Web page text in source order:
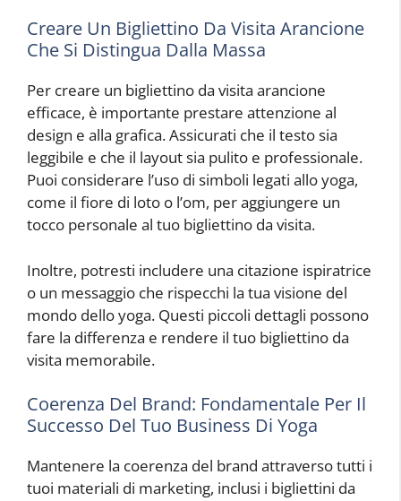
Creare Un Bigliettino Da Visita Arancione
Che Si Distingua Dalla Massa
Per creare un bigliettino da visita arancione
efficace, è importante prestare attenzione al
design e alla grafica. Assicurati che il testo sia
leggibile e che il layout sia pulito e professionale.
Puoi considerare l’uso di simboli legati allo yoga,
come il fiore di loto o l’om, per aggiungere un
tocco personale al tuo bigliettino da visita.
Inoltre, potresti includere una citazione ispiratrice
o un messaggio che rispecchi la tua visione del
mondo dello yoga. Questi piccoli dettagli possono
fare la differenza e rendere il tuo bigliettino da
visita memorabile.
Coerenza Del Brand: Fondamentale Per Il
Successo Del Tuo Business Di Yoga
Mantenere la coerenza del brand attraverso tutti i
tuoi materiali di marketing, inclusi i bigliettini da